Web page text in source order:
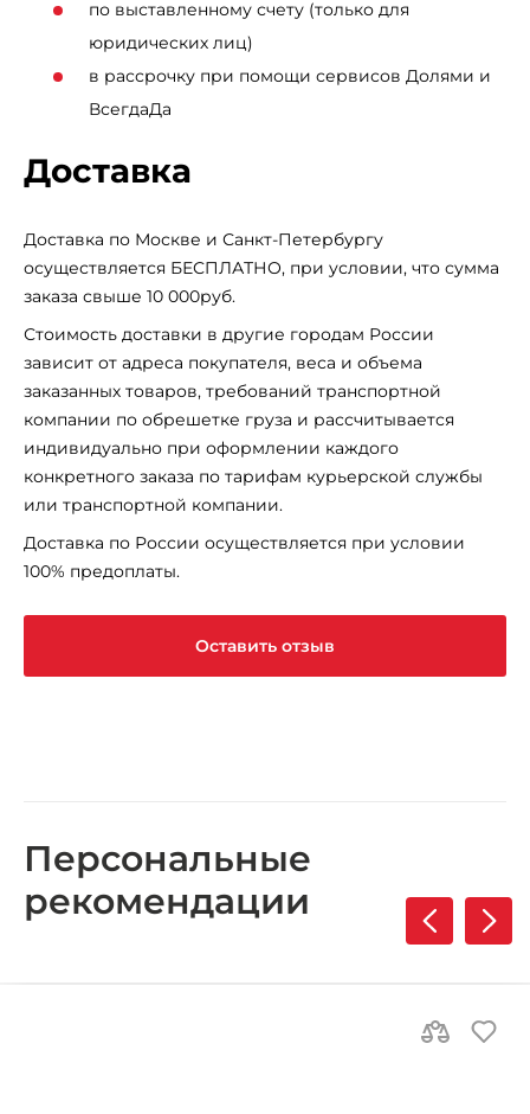
по выставленному счету (только для
юридических лиц)
в рассрочку при помощи сервисов Долями и
ВсегдаДа
Доставка
Доставка по Москве и Санкт-Петербургу
осуществляется БЕСПЛАТНО, при условии, что сумма
заказа свыше 10 000руб.
Стоимость доставки в другие городам России
зависит от адреса покупателя, веса и объема
заказанных товаров, требований транспортной
компании по обрешетке груза и рассчитывается
индивидуально при оформлении каждого
конкретного заказа по тарифам курьерской службы
или транспортной компании.
Доставка по России осуществляется при условии
100% предоплаты.
Оставить отзыв
Персональные
рекомендации